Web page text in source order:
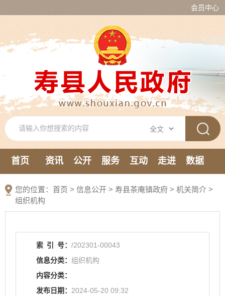
会员中心
首页 资讯 公开 服务 互动 走进
数据
您的位置： 首页 > 信息公开 > 寿县茶庵镇政府 > 机关简介 >
组织机构
索 引 号： /202301-00043
信息分类： 组织机构
内容分类：
发布日期： 2024-05-20 09:32